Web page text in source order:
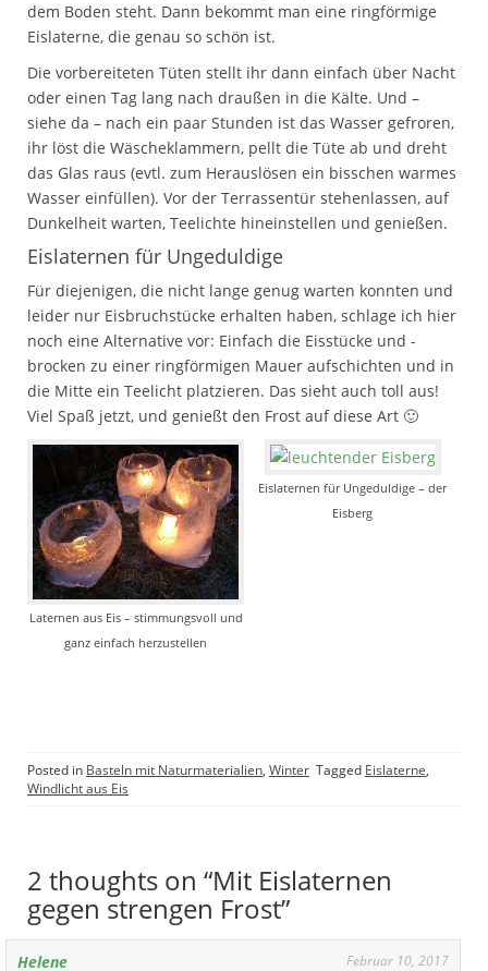
dem Boden steht. Dann bekommt man eine ringförmige
Eislaterne, die genau so schön ist.
Die vorbereiteten Tüten stellt ihr dann einfach über Nacht
oder einen Tag lang nach draußen in die Kälte. Und –
siehe da – nach ein paar Stunden ist das Wasser gefroren,
ihr löst die Wäscheklammern, pellt die Tüte ab und dreht
das Glas raus (evtl. zum Herauslösen ein bisschen warmes
Wasser einfüllen). Vor der Terrassentür stehenlassen, auf
Dunkelheit warten, Teelichte hineinstellen und genießen.
Eislaternen für Ungeduldige
Für diejenigen, die nicht lange genug warten konnten und
leider nur Eisbruchstücke erhalten haben, schlage ich hier
noch eine Alternative vor: Einfach die Eisstücke und -
brocken zu einer ringförmigen Mauer aufschichten und in
die Mitte ein Teelicht platzieren. Das sieht auch toll aus!
Viel Spaß jetzt, und genießt den Frost auf diese Art 🙂
Laternen aus Eis – stimmungsvoll und
ganz einfach herzustellen
Eislaternen für Ungeduldige – der
Eisberg
Posted in Basteln mit Naturmaterialien, Winter Tagged Eislaterne,
Windlicht aus Eis
2 thoughts on “Mit Eislaternen
gegen strengen Frost”
Helene Februar 10, 2017